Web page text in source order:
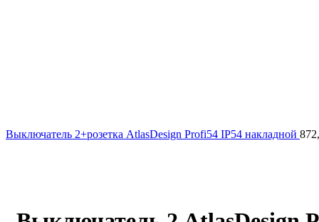
Выключатель 2+розетка AtlasDesign Profi54 IP54 накладной